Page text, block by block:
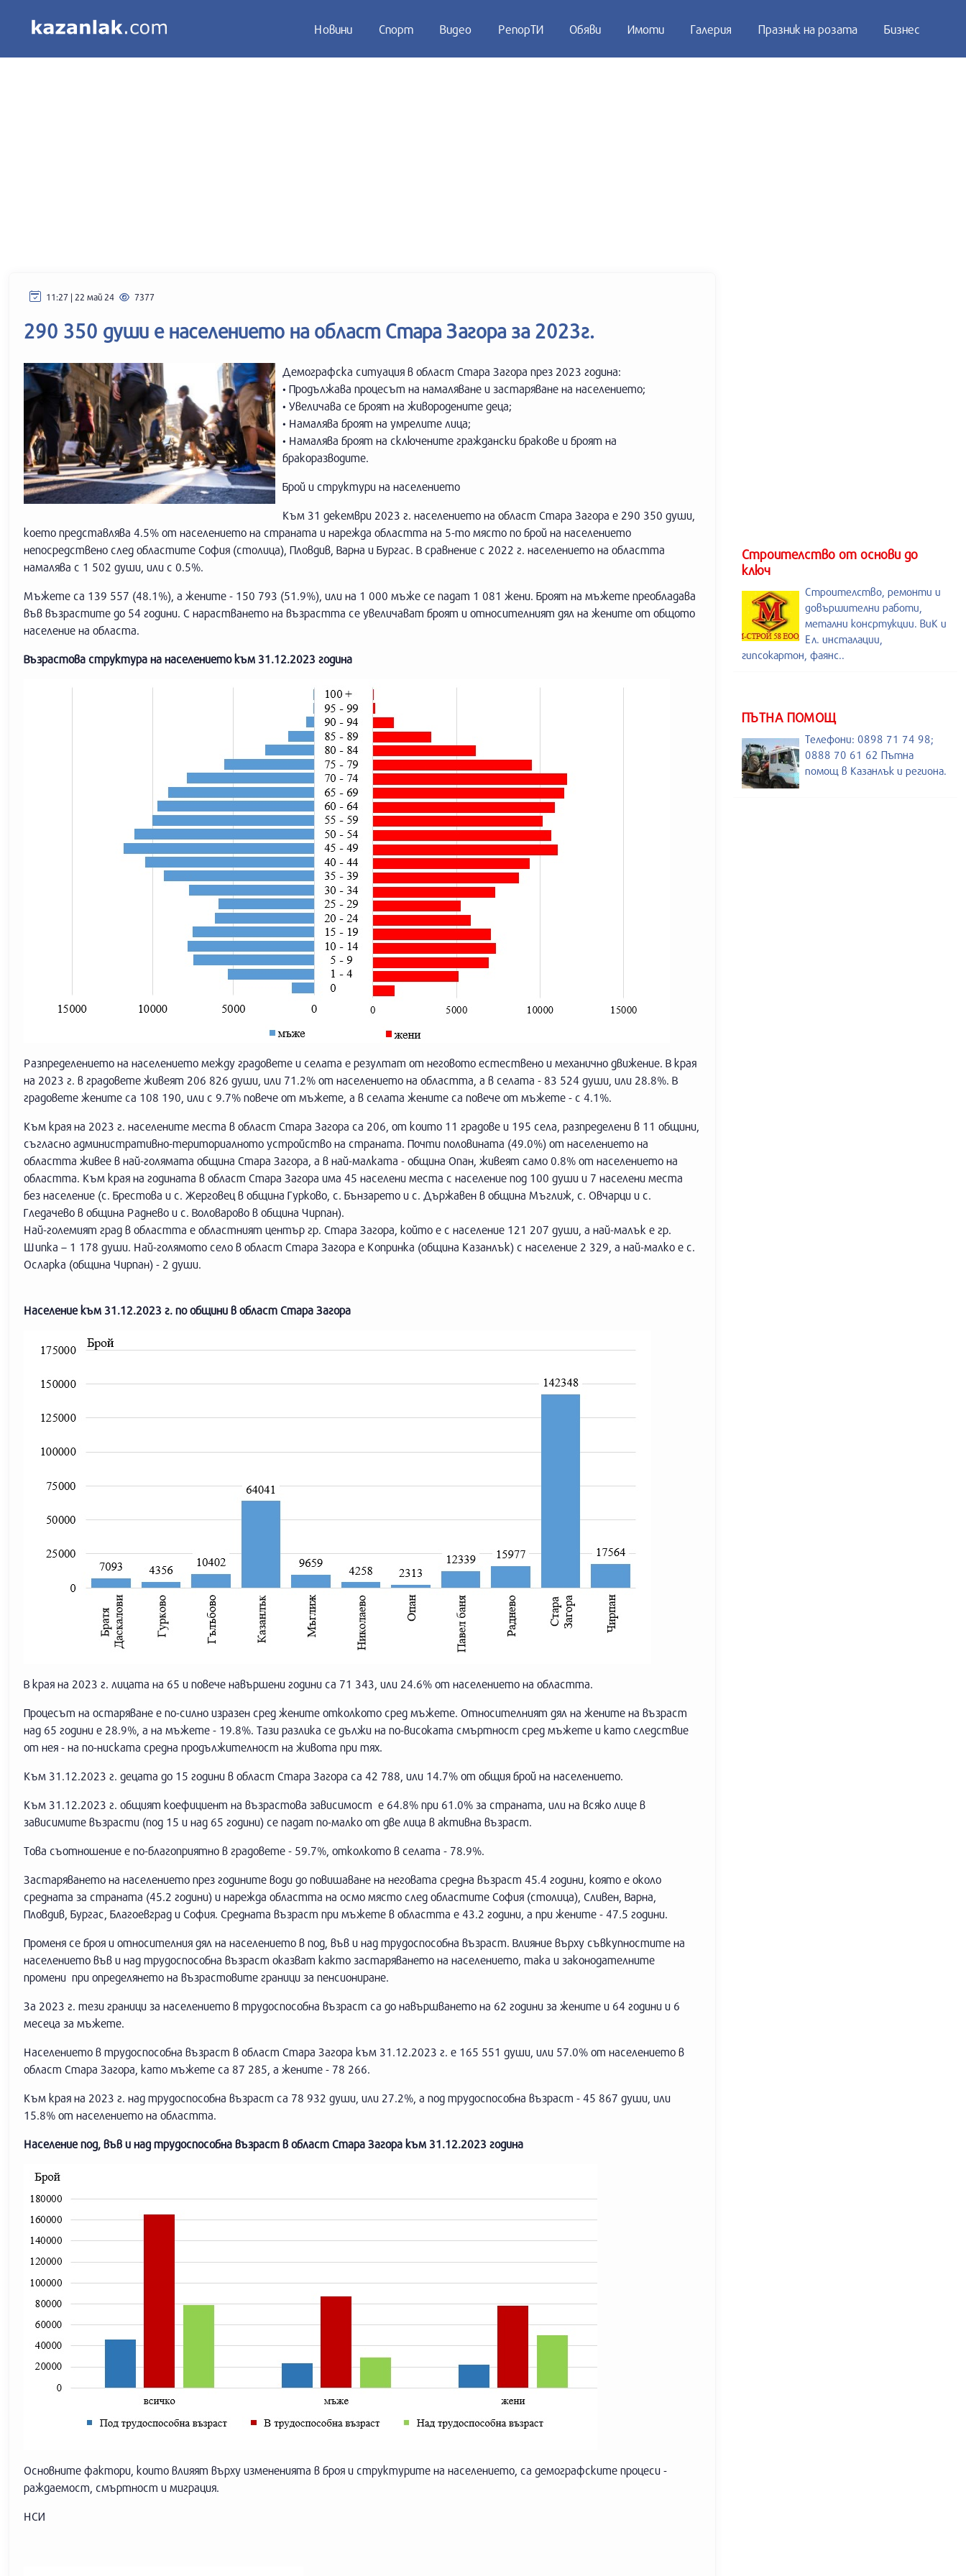
Новини Спорт Видео РепорТИ Обяви Имоти Галерия Празник на розата Бизнес
11:27 | 22 май 24 7377
290 350 души е населението на област Стара Загора за 2023г.
Демографска ситуация в област Стара Загора през 2023 година:
• Продължава процесът на намаляване и застаряване на населението;
• Увеличава се броят на живородените деца;
• Намалява броят на умрелите лица;
• Намалява броят на сключените граждански бракове и броят на
бракоразводите.
Брой и структури на населението
Към 31 декември 2023 г. населението на област Стара Загора е 290 350 души,
което представлява 4.5% от населението на страната и нарежда областта на 5-то място по брой на населението
непосредствено след областите София (столица), Пловдив, Варна и Бургас. В сравнение с 2022 г. населението на областта
намалява с 1 502 души, или с 0.5%.
Мъжете са 139 557 (48.1%), а жените - 150 793 (51.9%), или на 1 000 мъже се падат 1 081 жени. Броят на мъжете преобладава
във възрастите до 54 години. С нарастването на възрастта се увеличават броят и относителният дял на жените от общото
население на областа.
Възрастова структура на населението към 31.12.2023 година
Разпределението на населението между градовете и селата е резултат от неговото естествено и механично движение. В края
на 2023 г. в градовете живеят 206 826 души, или 71.2% от населението на областта, а в селата - 83 524 души, или 28.8%. В
градовете жените са 108 190, или с 9.7% повече от мъжете, a в селата жените са повече от мъжете - с 4.1%.
Към края на 2023 г. населените места в област Стара Загора са 206, от които 11 градове и 195 села, разпределени в 11 общини,
съгласно административно-териториалното устройство на страната. Почти половината (49.0%) от населението на
областта живее в най-голямата община Стара Загора, а в най-малката - община Опан, живеят само 0.8% от населението на
областта. Към края на годината в област Стара Загора има 45 населени места с население под 100 души и 7 населени места
без население (с. Брестова и с. Жерговец в община Гурково, с. Бънзарето и с. Държавен в община Мъглиж, с. Овчарци и с.
Гледачево в община Раднево и с. Воловарово в община Чирпан).
Най-големият град в областта е областният център гр. Стара Загора, който е с население 121 207 души, а най-малък е гр.
Шипка – 1 178 души. Най-голямото село в област Стара Загора е Копринка (община Казанлък) с население 2 329, а най-малко е с.
Осларка (община Чирпан) - 2 души.
Население към 31.12.2023 г. по общини в област Стара Загора
В края на 2023 г. лицата на 65 и повече навършени години са 71 343, или 24.6% от населението на областта.
Процесът на остаряване е по-силно изразен сред жените отколкото сред мъжете. Относителният дял на жените на възраст
над 65 години е 28.9%, а на мъжете - 19.8%. Тази разлика се дължи на по-високата смъртност сред мъжете и като следствие
от нея - на по-ниската средна продължителност на живота при тях.
Към 31.12.2023 г. децата до 15 години в област Стара Загора са 42 788, или 14.7% от общия брой на населението.
Към 31.12.2023 г. общият коефициент на възрастова зависимост е 64.8% при 61.0% за страната, или на всяко лице в
зависимите възрасти (под 15 и над 65 години) се падат по-малко от две лица в активна възраст.
Това съотношение е по-благоприятно в градовете - 59.7%, отколкото в селата - 78.9%.
Застаряването на населението през годините води до повишаване на неговата средна възраст 45.4 години, която е около
средната за страната (45.2 години) и нарежда областта на осмо място след областите София (столица), Сливен, Варна,
Пловдив, Бургас, Благоевград и София. Средната възраст при мъжете в областта е 43.2 години, а при жените - 47.5 години.
Променя се броя и относителния дял на населението в под, във и над трудоспособна възраст. Влияние върху съвкупностите на
населението във и над трудоспособна възраст оказват както застаряването на населението, така и законодателните
промени при определянето на възрастовите граници за пенсиониране.
За 2023 г. тези граници за населението в трудоспособна възраст са до навършването на 62 години за жените и 64 години и 6
месеца за мъжете.
Населението в трудоспособна възраст в област Стара Загора към 31.12.2023 г. е 165 551 души, или 57.0% от населението в
област Стара Загора, като мъжете са 87 285, а жените - 78 266.
Към края на 2023 г. над трудоспособна възраст са 78 932 души, или 27.2%, а под трудоспособна възраст - 45 867 души, или
15.8% от населението на областта.
Население под, във и над трудоспособна възраст в област Стара Загора към 31.12.2023 година
Основните фактори, които влияят върху измененията в броя и структурите на населението, са демографските процеси -
раждаемост, смъртност и миграция.
НСИ
Строителство от основи до
ключ
Строителство, ремонти и
довършителни работи,
метални консртукции. ВиК и
Ел. инсталации,
гипсокартон, фаянс..
ПЪТНА ПОМОЩ
Телефони: 0898 71 74 98;
0888 70 61 62 Пътна
помощ в Казанлък и региона.